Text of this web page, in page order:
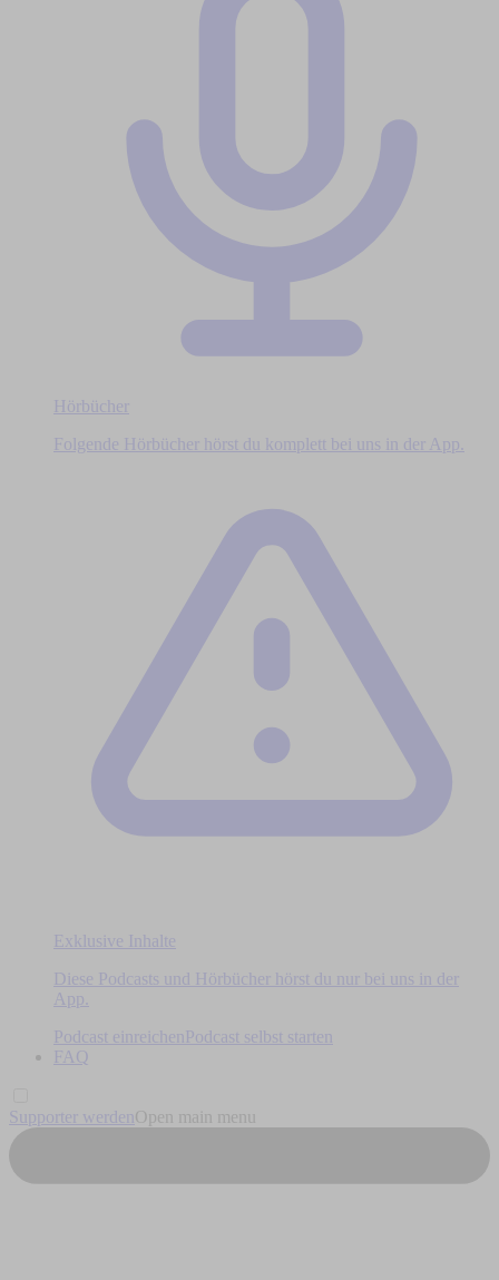
Hörbücher
Folgende Hörbücher hörst du komplett bei uns in der App.
Exklusive Inhalte
Diese Podcasts und Hörbücher hörst du nur bei uns in der
App.
Podcast einreichen
Podcast selbst starten
FAQ
Supporter werden Open main menu